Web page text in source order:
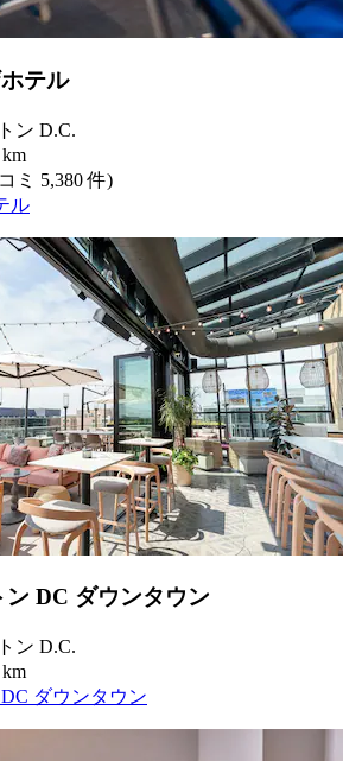
テル
ン D.C.
ミ 5,380 件)
ル
DC ダウンタウン
ン D.C.
ダウンタウン